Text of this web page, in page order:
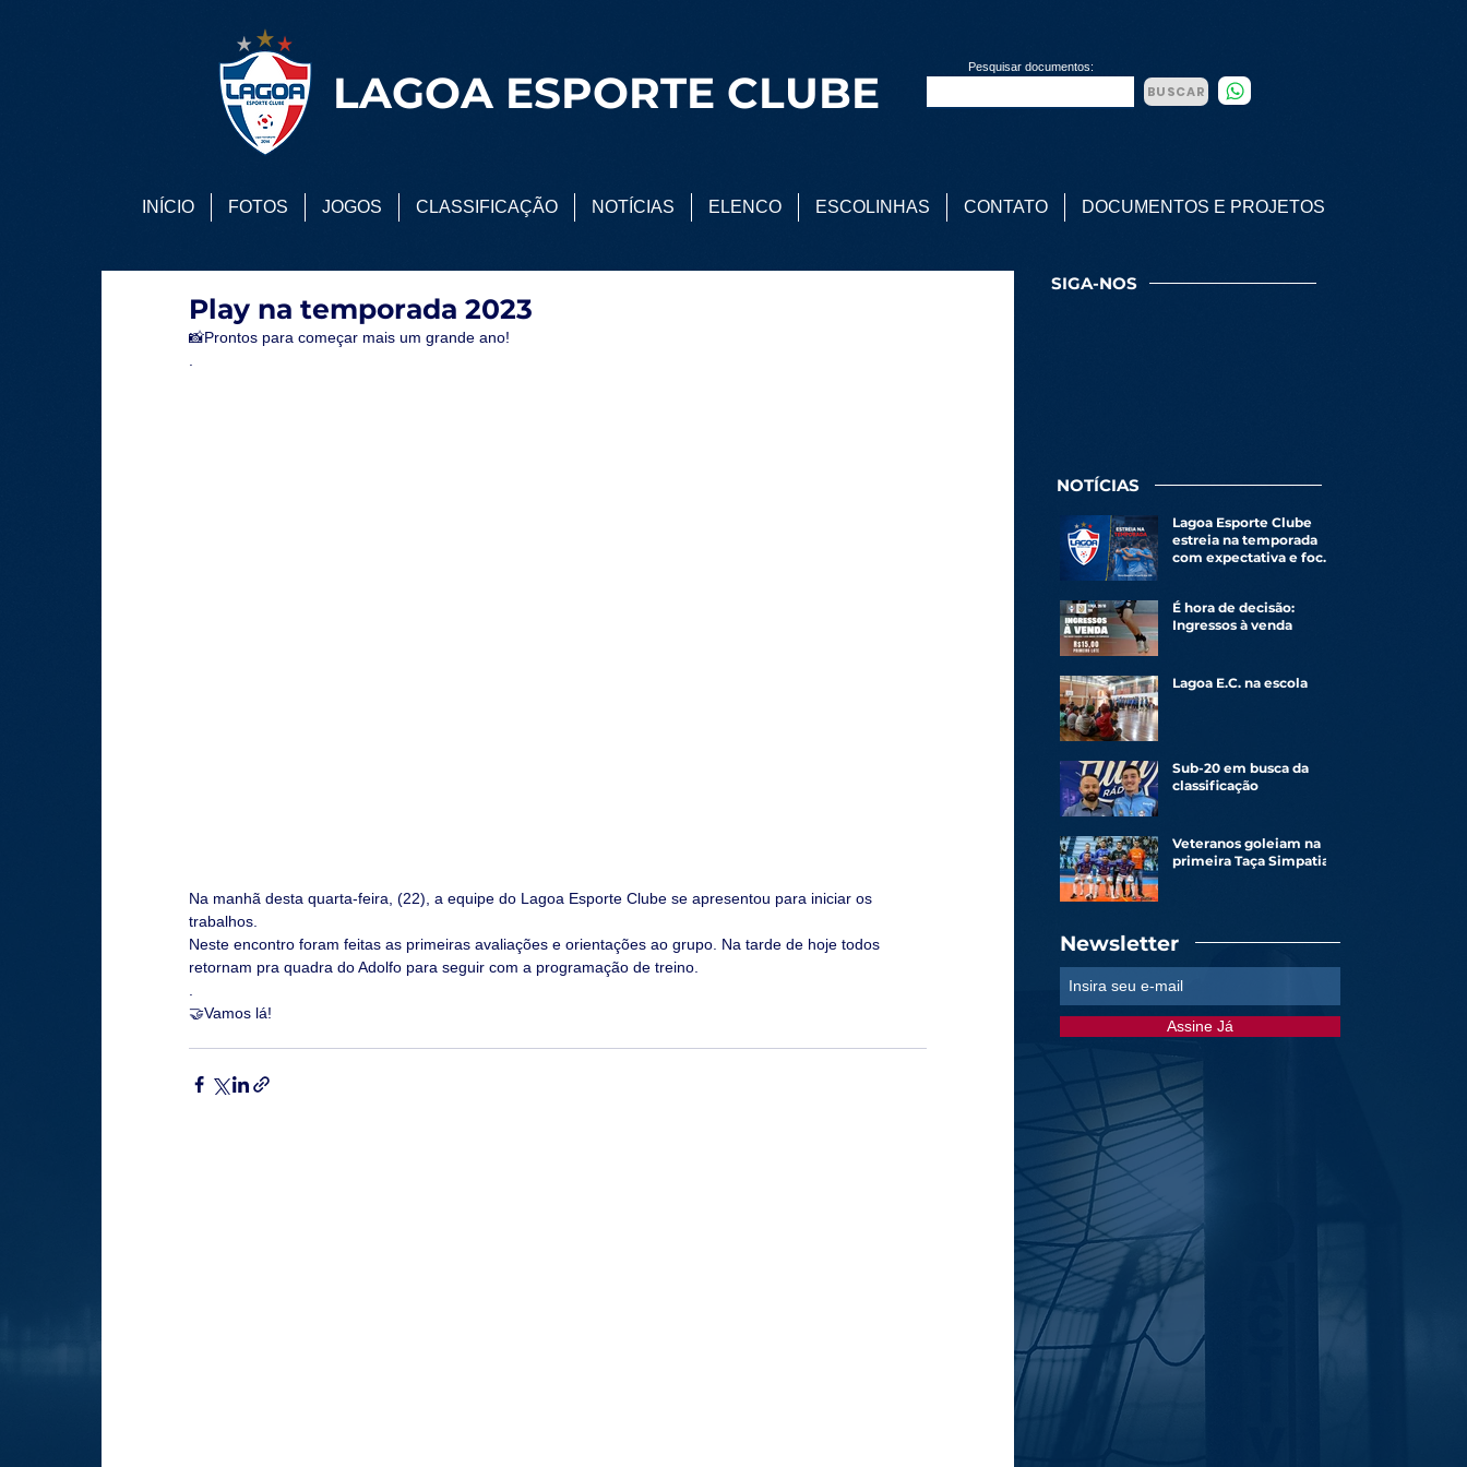
LAGOA ESPORTE CLUBE
INÍCIO FOTOS JOGOS CLASSIFICAÇÃO NOTÍCIAS ELENCO ESCOLINHAS CONTATO DOCUMENTOS E PROJETOS
Pesquisar documentos:
BUSCAR
Play na temporada 2023
📸Prontos para começar mais um grande ano!
Na manhã desta quarta-feira, (22), a equipe do Lagoa Esporte Clube se apresentou para iniciar os
trabalhos.
Neste encontro foram feitas as primeiras avaliações e orientações ao grupo. Na tarde de hoje todos
retornam pra quadra do Adolfo para seguir com a programação de treino.
🤝Vamos lá!
SIGA-NOS
NOTÍCIAS
Lagoa Esporte Clube
estreia na temporada
com expectativa e foco
É hora de decisão:
Ingressos à venda
Lagoa E.C. na escola
Sub-20 em busca da
classificação
Veteranos goleiam na
primeira Taça Simpatia
Newsletter
Assine Já